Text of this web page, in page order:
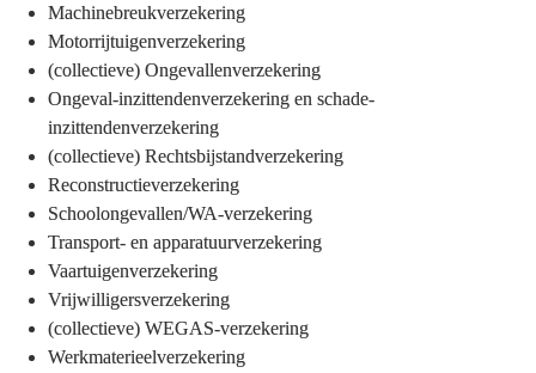
Machinebreukverzekering
Motorrijtuigenverzekering
(collectieve) Ongevallenverzekering
Ongeval-inzittendenverzekering en schade-
inzittendenverzekering
(collectieve) Rechtsbijstandverzekering
Reconstructieverzekering
Schoolongevallen/WA-verzekering
Transport- en apparatuurverzekering
Vaartuigenverzekering
Vrijwilligersverzekering
(collectieve) WEGAS-verzekering
Werkmaterieelverzekering